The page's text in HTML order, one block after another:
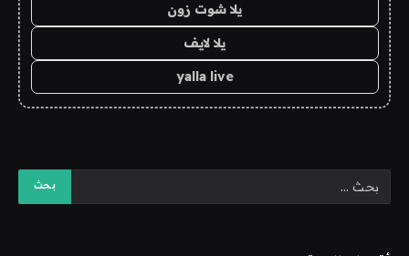
يلا شوت زون
يلا لايف
yalla live